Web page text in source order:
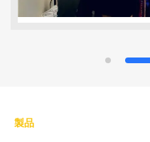
製品